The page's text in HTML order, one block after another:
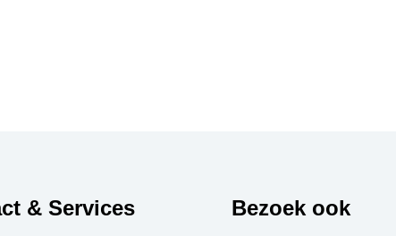
& Services Bezoek ook